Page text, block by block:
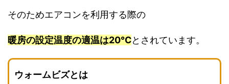
そのためエアコンを利用する際の
暖房の設定温度の適温は20℃とされています。
ウォームビズとは